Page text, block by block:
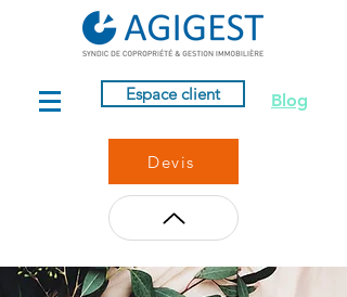
Espace client Blog
Devis